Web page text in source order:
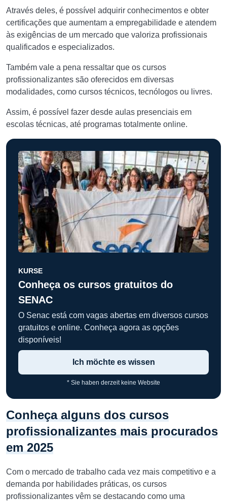
Através deles, é possível adquirir conhecimentos e obter
certificações que aumentam a empregabilidade e atendem
às exigências de um mercado que valoriza profissionais
qualificados e especializados.
Também vale a pena ressaltar que os cursos
profissionalizantes são oferecidos em diversas
modalidades, como cursos técnicos, tecnólogos ou livres.
Assim, é possível fazer desde aulas presenciais em
escolas técnicas, até programas totalmente online.
KURSE
Conheça os cursos gratuitos do
SENAC
O Senac está com vagas abertas em diversos cursos
gratuitos e online. Conheça agora as opções
disponíveis!
Ich möchte es wissen
* Sie haben derzeit keine Website
Conheça alguns dos cursos
profissionalizantes mais procurados
em 2025
Com o mercado de trabalho cada vez mais competitivo e a
demanda por habilidades práticas, os cursos
profissionalizantes vêm se destacando como uma